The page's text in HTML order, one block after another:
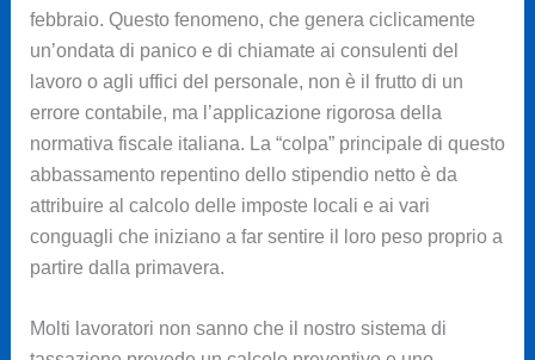
febbraio. Questo fenomeno, che genera ciclicamente
un’ondata di panico e di chiamate ai consulenti del
lavoro o agli uffici del personale, non è il frutto di un
errore contabile, ma l’applicazione rigorosa della
normativa fiscale italiana. La “colpa” principale di questo
abbassamento repentino dello stipendio netto è da
attribuire al calcolo delle imposte locali e ai vari
conguagli che iniziano a far sentire il loro peso proprio a
partire dalla primavera.
Molti lavoratori non sanno che il nostro sistema di